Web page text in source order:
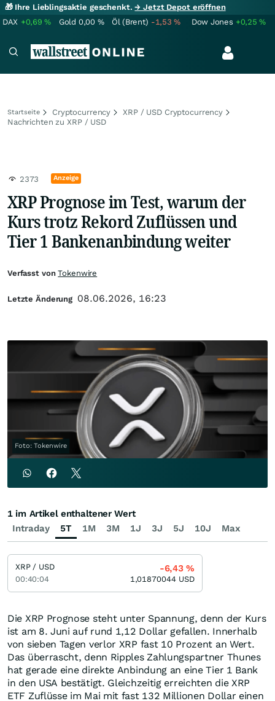
🎁 Ihre Lieblingsaktie geschenkt.→ Jetzt Depot eröffnen
DAX +0,69% Gold 0,00 % Öl (Brent) -1,53% Dow Jones +0,25%
Startseite Cryptocurrency
XRP / USD Cryptocurrency
Nachrichten zu XRP / USD
2373 Anzeige
XRP Prognose im Test, warum der
Kurs trotz Rekord Zuflüssen und
Tier 1 Bankenanbindung weiter
Foto: Tokenwire
Die XRP Prognose steht unter Spannung, denn der Kurs
ist am 8. Juni auf rund 1,12 Dollar gefallen. Innerhalb
von sieben Tagen verlor XRP fast 10 Prozent an Wert.
Das überrascht, denn Ripples Zahlungspartner Thunes
hat gerade eine direkte Anbindung an eine Tier 1 Bank
in den USA bestätigt. Gleichzeitig erreichten die XRP
ETF Zuflüsse im Mai mit fast 132 Millionen Dollar einen
Verfasst vonTokenwire
Letzte Änderung 08.06.2026, 16:23
Intraday 5T 1M 3M 1J 3J 5J 10J Max
1 im Artikel enthaltener Wert
XRP / USD
00:40:04
-6,43%
1,01870044 USD